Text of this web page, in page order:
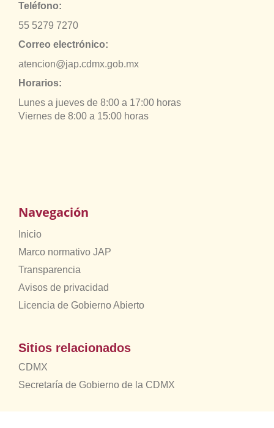
Teléfono:
55 5279 7270
Correo electrónico:
atencion@jap.cdmx.gob.mx
Horarios:
Lunes a jueves de 8:00 a 17:00 horas
Viernes de 8:00 a 15:00 horas
Navegación
Inicio
Marco normativo JAP
Transparencia
Avisos de privacidad
Licencia de Gobierno Abierto
Sitios relacionados
CDMX
Secretaría de Gobierno de la CDMX